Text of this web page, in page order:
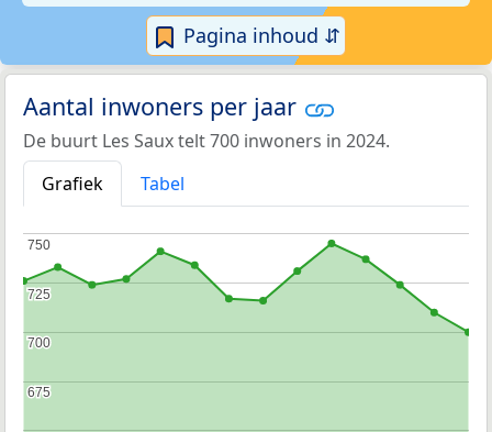
Pagina inhoud ⇵
Aantal inwoners per jaar
De buurt Les Saux telt 700 inwoners in 2024.
Grafiek
Tabel
675
675
700
700
725
725
750
750